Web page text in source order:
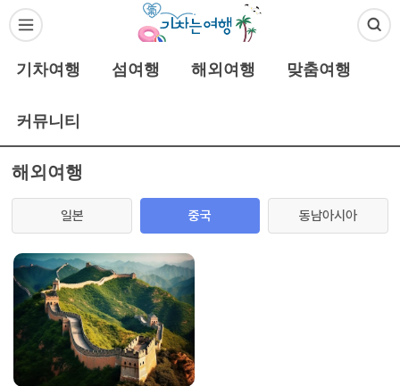
기차여행 섬여행 해외여행 맞춤여행
커뮤니티
해외여행
일본 중국 동남아시아